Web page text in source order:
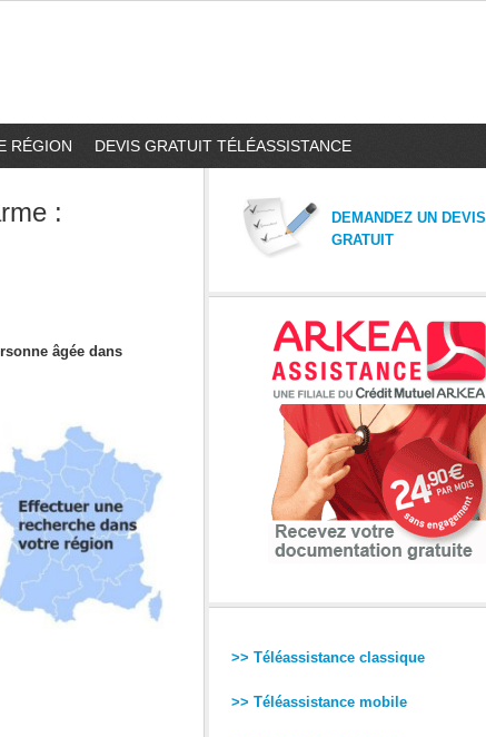
RÉGION DEVIS GRATUIT TÉLÉASSISTANCE
:
âgée dans
DEMANDEZ UN DEVIS
GRATUIT
>> Téléassistance classique
>> Téléassistance mobile